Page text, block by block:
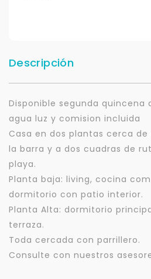
Descripción
Disponible segunda quincena
agua luz y comision incluida
Casa en dos plantas cerca
la barra y a dos cuadras de
playa.
Planta baja: living, cocina
dormitorio con patio interior.
Planta Alta: dormitorio
terraza.
Toda cercada con parrillero.
Consulte con nuestros